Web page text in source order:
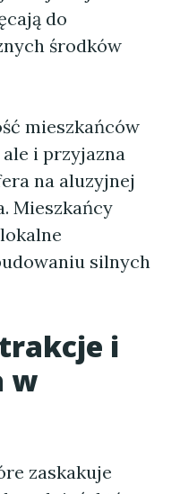
do
środków
mieszkańców
i przyjazna
na aluzyjnej
Mieszkańcy
silnych
i
w
zaskakuje